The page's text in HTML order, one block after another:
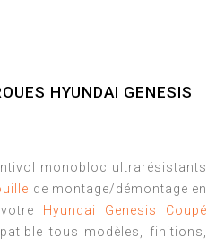
HYUNDAI GENESIS
monobloc ultrarésistants
de montage/démontage en
Hyundai Genesis Coupé
tous modèles, finitions,